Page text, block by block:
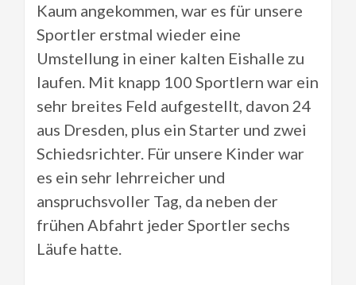
Kaum angekommen, war es für unsere
Sportler erstmal wieder eine
Umstellung in einer kalten Eishalle zu
laufen. Mit knapp 100 Sportlern war ein
sehr breites Feld aufgestellt, davon 24
aus Dresden, plus ein Starter und zwei
Schiedsrichter. Für unsere Kinder war
es ein sehr lehrreicher und
anspruchsvoller Tag, da neben der
frühen Abfahrt jeder Sportler sechs
Läufe hatte.